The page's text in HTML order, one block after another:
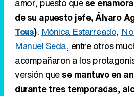
amor, puesto quese
de su apuesto jefe, Álvaro
Tous). Mónica Estarreado,
Manuel Seda, entre otros
acompañaron a los
versión quese mantuvo en
durante tres temporadas,